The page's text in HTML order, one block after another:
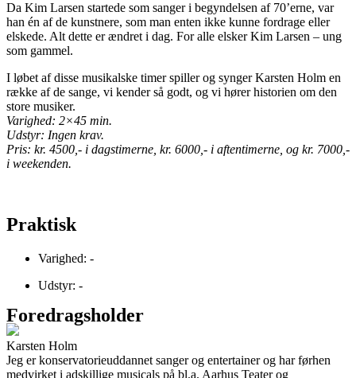
Da Kim Larsen startede som sanger i begyndelsen af 70’erne, var
han én af de kunstnere, som man enten ikke kunne fordrage eller
elskede. Alt dette er ændret i dag. For alle elsker Kim Larsen – ung
som gammel.
I løbet af disse musikalske timer spiller og synger Karsten Holm en
række af de sange, vi kender så godt, og vi hører historien om den
store musiker.
Varighed: 2×45 min.
Udstyr: Ingen krav.
Pris: kr. 4500,- i dagstimerne, kr. 6000,- i aftentimerne, og kr. 7000,-
i weekenden.
Praktisk
Varighed: -
Udstyr: -
Foredragsholder
Karsten Holm
Jeg er konservatorieuddannet sanger og entertainer og har førhen
medvirket i adskillige musicals på bl.a. Aarhus Teater og